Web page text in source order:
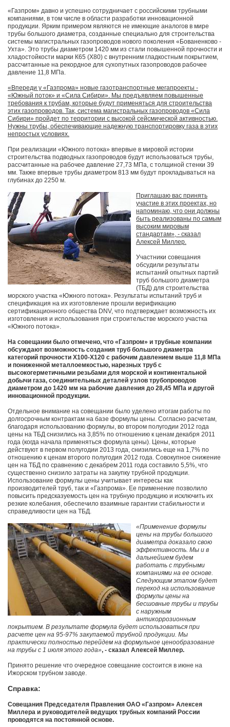
«Газпром» давно и успешно сотрудничает с российскими трубными
компаниями, в том числе в области разработки инновационной
продукции. Ярким примером являются не имеющие аналогов в мире
трубы большого диаметра, созданные специально для строительства
системы магистральных газопроводов нового поколения «Бованенково -
Ухта». Это трубы диаметром 1420 мм из стали повышенной прочности и
хладостойкости марки К65 (Х80) с внутренним гладкостным покрытием,
рассчитанные на рекордное для сухопутных газопроводов рабочее
давление 11,8 МПа.
«Впереди у «Газпрома» новые газотранспортные мегапроекты -
«Южный поток» и «Сила Сибири». Мы предъявляем повышенные
требования к трубам, которые будут применяться для строительства
этих газопроводов. Так, система магистральных газопроводов «Сила
Сибири» пройдет по территории с высокой сейсмической активностью.
Нужны трубы, обеспечивающие надежную транспортировку газа в этих
непростых условиях.
При реализации «Южного потока» впервые в мировой истории
строительства подводных газопроводов будут использоваться трубы,
рассчитанные на рабочее давление 27,73 МПа, с толщиной стенки 39
мм. Также впервые трубы диаметром 813 мм будут прокладываться на
глубинах до 2250 м.
Приглашаю вас принять
участие в этих проектах, но
напоминаю, что они должны
быть реализованы по самым
высоким мировым
стандартам», - сказал
Алексей Миллер.
Участники совещания
обсудили результаты
испытаний опытных партий
труб большого диаметра
(ТБД) для строительства
морского участка «Южного потока». Результаты испытаний труб и
спецификация на их изготовление прошли верификацию
сертификационного общества DNV, что подтверждает возможность их
изготовления и использования при строительстве морского участка
«Южного потока».
На совещании было отмечено, что «Газпром» и трубные компании
обсуждают возможность создания труб большого диаметра
категорий прочности Х100-Х120 с рабочим давлением выше 11,8 МПа
и пониженной металлоемкостью, нарезных труб с
высокогерметичными резьбами для морской и континентальной
добычи газа, соединительных деталей узлов трубопроводов
диаметром до 1420 мм на рабочие давления до 28,45 МПа и другой
инновационной продукции.
Отдельное внимание на совещании было уделено итогам работы по
долгосрочным контрактам на базе формулы цены. Согласно расчетам,
благодаря использованию формулы, во втором полугодии 2012 года
цены на ТБД снизились на 3,85% по отношению к ценам декабря 2011
года (когда начала применяться формула цены). Цены, которые
действуют в первом полугодии 2013 года, снизились еще на 1,7% по
отношению к ценам второго полугодия 2012 года. Совокупное снижение
цен на ТБД по сравнению с декабрем 2011 года составило 5,5%, что
существенно снизило затраты на закупку трубной продукции.
Использование формулы цены учитывает интересы как
производителей труб, так и «Газпрома». Ее применение позволило
повысить предсказуемость цен на трубную продукцию и исключить их
резкие колебания, обеспечило взаимные гарантии стабильности и
справедливости цен на ТБД.
«Применение формулы
цены на трубы большого
диаметра доказало свою
эффективность. Мы и в
дальнейшем будем
работать с трубными
компаниями на ее основе.
Следующим этапом будет
переход на использование
формулы цены на
бесшовные трубы и трубы
с наружным
антикоррозионным
покрытием. В результате формула будет использоваться при
расчете цен на 95-97% закупаемой трубной продукции. Мы
практически полностью перейдем на формульное ценообразование
на трубы с 1 июля этого года», - сказал Алексей Миллер.
Принято решение что очередное совещание состоится в июне на
Ижорском трубном заводе.
Справка:
Совещания Председателя Правления ОАО «Газпром» Алексея
Миллера и руководителей ведущих трубных компаний России
проводятся на постоянной основе.